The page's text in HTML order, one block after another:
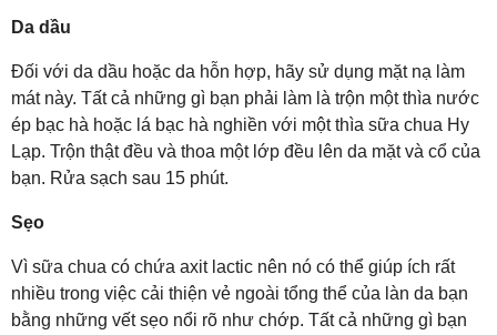
Da dầu
Đối với da dầu hoặc da hỗn hợp, hãy sử dụng mặt nạ làm
mát này. Tất cả những gì bạn phải làm là trộn một thìa nước
ép bạc hà hoặc lá bạc hà nghiền với một thìa sữa chua Hy
Lạp. Trộn thật đều và thoa một lớp đều lên da mặt và cổ của
bạn. Rửa sạch sau 15 phút.
Sẹo
Vì sữa chua có chứa axit lactic nên nó có thể giúp ích rất
nhiều trong việc cải thiện vẻ ngoài tổng thể của làn da bạn
bằng những vết sẹo nổi rõ như chớp. Tất cả những gì bạn